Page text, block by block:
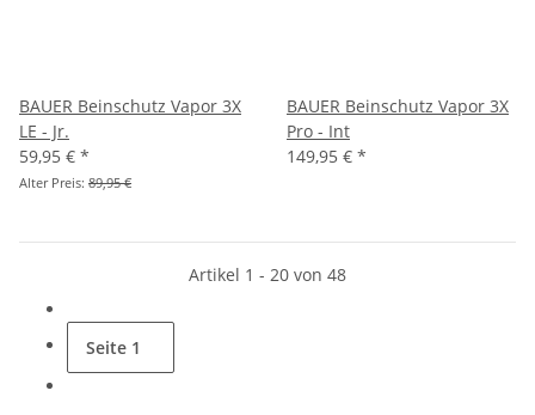
BAUER Beinschutz Vapor 3X
LE - Jr.
59,95 € *
Alter Preis: 89,95 €
BAUER Beinschutz Vapor 3X
Pro - Int
149,95 € *
Artikel 1 - 20 von 48
Seite 1